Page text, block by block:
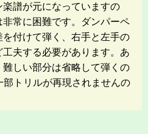
譜が元になっていますの
常に困難です。ダンパーペ
付けて弾く、右手と左手の
夫する必要があります。あ
しい部分は省略して弾くの
トリルが再現されませんの